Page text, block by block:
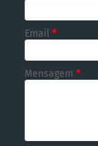
Email *
Mensagem *